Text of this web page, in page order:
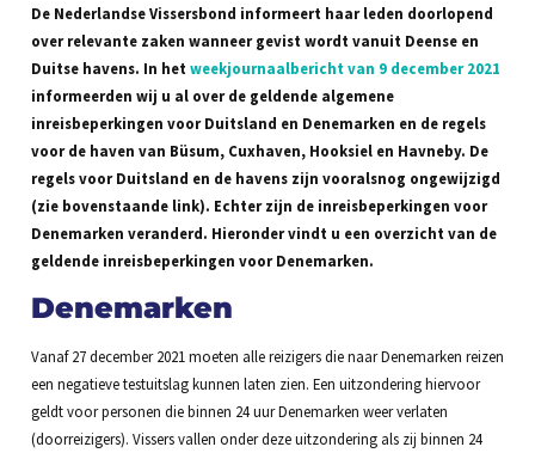
De Nederlandse Vissersbond informeert haar leden doorlopend
over relevante zaken wanneer gevist wordt vanuit Deense en
Duitse havens. In hetweekjournaalbericht van 9 december 2021
informeerden wij u al over de geldende algemene
inreisbeperkingen voor Duitsland en Denemarken en de regels
voor de haven van Büsum, Cuxhaven, Hooksiel en Havneby. De
regels voor Duitsland en de havens zijn vooralsnog ongewijzigd
(zie bovenstaande link). Echter zijn de inreisbeperkingen voor
Denemarken veranderd. Hieronder vindt u een overzicht van de
geldende inreisbeperkingen voor Denemarken.
Denemarken
Vanaf 27 december 2021 moeten alle reizigers die naar Denemarken reizen
een negatieve testuitslag kunnen laten zien. Een uitzondering hiervoor
geldt voor personen die binnen 24 uur Denemarken weer verlaten
(doorreizigers). Vissers vallen onder deze uitzondering als zij binnen 24